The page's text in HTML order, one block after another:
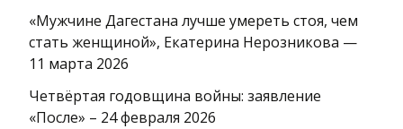
«Мужчине Дагестана лучше умереть стоя, чем
стать женщиной», Екатерина Нерозникова —
11 марта 2026
Четвёртая годовщина войны: заявление
«После» – 24 февраля 2026